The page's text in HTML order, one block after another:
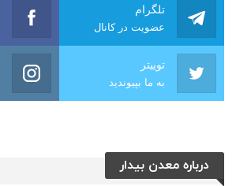
تلگرام
عضویت در کانال
توییتر
به ما بپیوندید
درباره معدن بیدار